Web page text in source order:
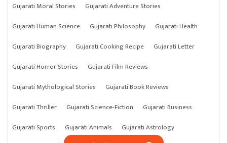
Gujarati Moral Stories
Gujarati Adventure Stories
Gujarati Human Science
Gujarati Philosophy
Gujarati Health
Gujarati Biography
Gujarati Cooking Recipe
Gujarati Letter
Gujarati Horror Stories
Gujarati Film Reviews
Gujarati Mythological Stories
Gujarati Book Reviews
Gujarati Thriller
Gujarati Science-Fiction
Gujarati Business
Gujarati Sports
Gujarati Animals
Gujarati Astrology